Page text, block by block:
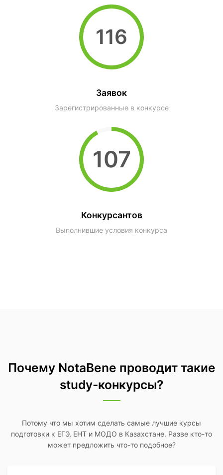
116
Заявок
Зарегистрированные в конкурсе
107
Конкурсантов
Выполнившие условия конкурса
Почему NotaBene проводит такие
study-конкурсы?
Потому что мы хотим сделать самые лучшие курсы
подготовки к ЕГЭ, ЕНТ и МОДО в Казахстане. Разве кто-то
может предложить что-то подобное?